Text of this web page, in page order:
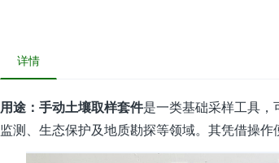
详情
用途：手动土壤取样套件是一类基础采样工具，
监测、生态保护及地质勘探等领域。其凭借操